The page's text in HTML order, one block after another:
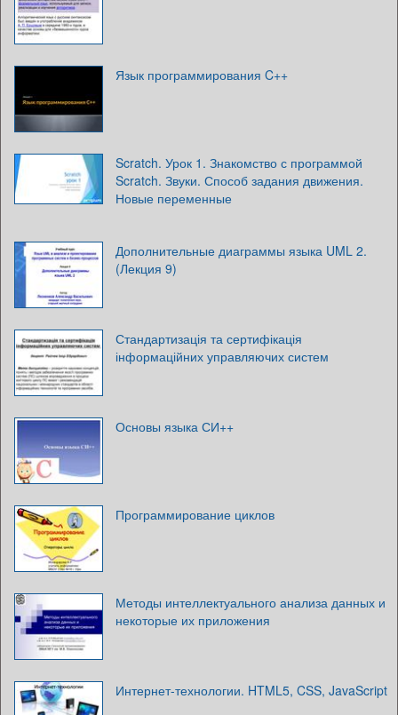
Язык программирования C++
Scratch. Урок 1. Знакомство с программой
Scratch. Звуки. Способ задания движения.
Новые переменные
Дополнительные диаграммы языка UML 2.
(Лекция 9)
Стандартизація та сертифікація
інформаційних управляючих систем
Основы языка СИ++
Программирование циклов
Методы интеллектуального анализа данных и
некоторые их приложения
Интернет-технологии. HTML5, CSS, JavaScript